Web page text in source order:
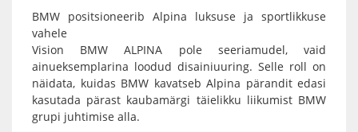
BMW positsioneerib Alpina luksuse ja sportlikkuse
vahele
Vision BMW ALPINA pole seeriamudel, vaid
ainueksemplarina loodud disainiuuring. Selle roll on
näidata, kuidas BMW kavatseb Alpina pärandit edasi
kasutada pärast kaubamärgi täielikku liikumist BMW
grupi juhtimise alla.